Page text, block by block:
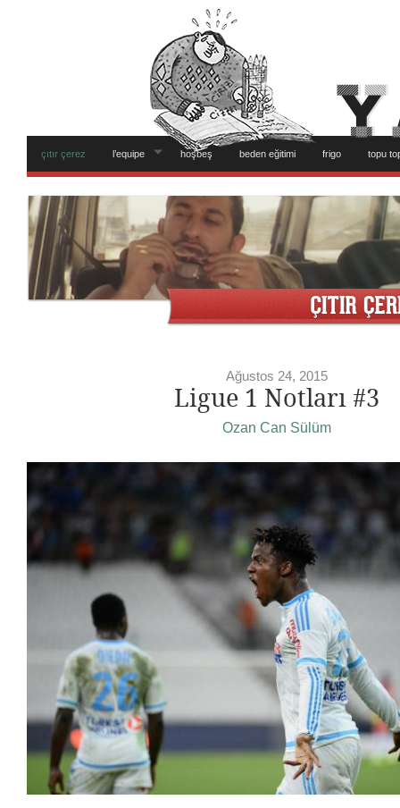
çıtır çerez l’equipe hoşbeş beden eğitimi frigo topu
Ağustos 24, 2015
Ligue 1 Notları #3
Ozan Can Sülüm